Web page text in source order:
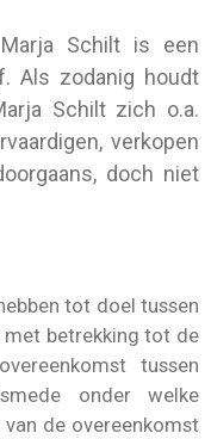
Schilt is een
Als zodanig houdt
Schilt zich o.a.
verkopen
doch niet
tot doel tussen
met betrekking tot de
tussen
onder welke
de overeenkomst